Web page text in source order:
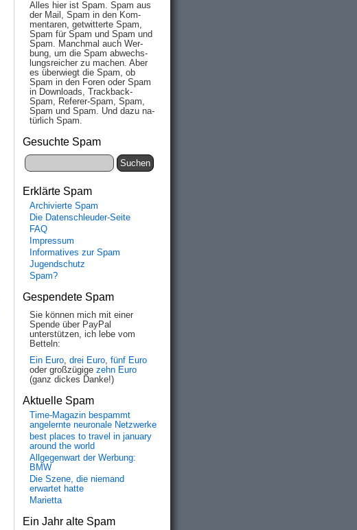
Alles hier ist Spam. Spam aus
der Mail, Spam in den Kom­
men­taren, ge­twit­ter­te Spam,
Spam für Spam und Spam und
Spam. Manch­mal auch Wer­
bung, um die Spam ab­wechs­
lungs­reich­er zu mach­en. Aber
es über­wiegt die Spam, ob
Spam in den Fo­ren oder Spam
in Down­loads, Track­back-
Spam, Re­fe­rer-Spam, Spam,
Spam und Spam. Und da­zu na­
tür­lich Spam.
Gesuchte Spam
Erklärte Spam
Archivierte Spam
Die Datenschleuder-Seite
FAQ
Impressum
Informatives zur Spam
Jugendschutz
Spam?
Gespendete Spam
Sie können mich mit einer
Spende über PayPal
unterstützen, ich lebe vom
Betteln:
Ein Euro, drei Euro, fünf Euro
oder großzügige zehn Euro
(ganz dickes Danke!)
Aktuelle Spam
Time-Magazin bespammt
angelernte neuronale Netzwerke
best places to travel in january
around the world
Allgegenwart der Werbung:
BMW
Die Szene, die niemand
erwartet hatte
Marietta
Ein Jahr alte Spam